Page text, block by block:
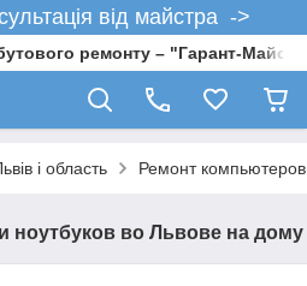
від майстра ->
ремонту – "Гарант-
і область Ремонт
ноутбуков во Львове на дому